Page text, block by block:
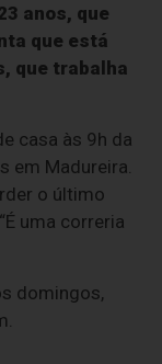
anos, que
que está
que trabalha
casa às 9h da
em Madureira.
o último
uma correria
domingos,